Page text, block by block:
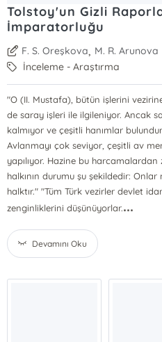
Tolstoy'un Gizli
İmparatorluğu
F. S. Oreşkova, M. R. Arunova
İnceleme - Araştırma
"O (II. Mustafa), bütün işlerini
de saray işleri ile ilgileniyor. Ancak
kalmıyor ve çeşitli hanımlar
Avlanmayı çok seviyor, çeşitli av
yapılıyor. Hazine bu
halkının durumu şu şekildedir:
halktır." "Tüm Türk vezirler devlet
zenginliklerini düşünüyorlar....
Devamını Oku